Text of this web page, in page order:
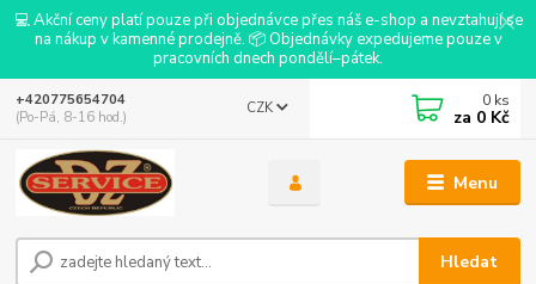
💻 Akční ceny platí pouze při objednávce přes náš e-shop a nevztahují se
na nákup v kamenné prodejně. 📦 Objednávky expedujeme pouze v
pracovních dnech pondělí–pátek.
Menu
CZK
Hledat
+420775654704
(Po-Pá, 8-16 hod.)
0 ks
za 0 Kč